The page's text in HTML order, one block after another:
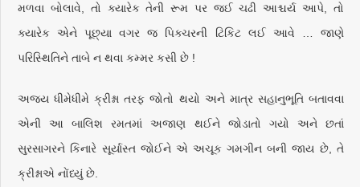
મળવા બોલાવે, તો ક્યારેક તેની રૂમ પર જઈ ચઢી આશ્ચર્ય આપે, તો
ક્યારેક એને પૂછ્યા વગર જ પિક્ચરની ટિકિટ લઈ આવે … જાણે
પરિસ્થિતિને તાબે ન થવા કમ્મર કસી છે !
અજય ધીમેધીમે ક્રીશ્ના તરફ જોતો થયો અને માત્ર સહાનુભૂતિ બતાવવા
એની આ બાલિશ રમતમાં અજાણ થઈને જોડાતો ગયો અને છતાં
સુરસાગરને કિનારે સૂર્યાસ્ત જોઈને એ અચૂક ગમગીન બની જાય છે, તે
ક્રીશ્નાએ નોંધ્યું છે.